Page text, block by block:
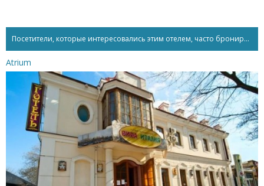
Посетители, которые интересовались этим отелем, часто бронируют...
Atrium